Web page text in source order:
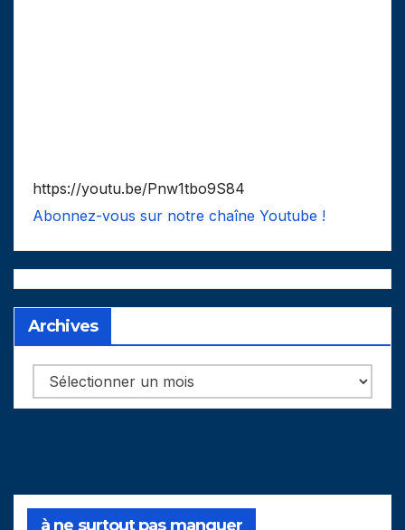
https://youtu.be/Pnw1tbo9S84
Abonnez-vous sur notre chaîne Youtube !
Archives
Archives
à ne surtout pas manquer